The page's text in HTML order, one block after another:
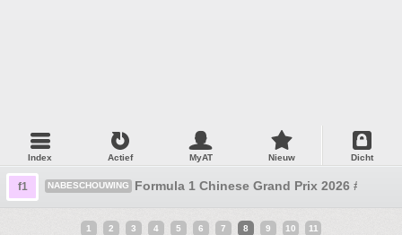
Index Actief MyAT Nieuw Dicht
f1 NABESCHOUWING Formula 1 Chinese Grand Prix 2026 #9
1 2 3 4 5 6 7 8 9 10 11